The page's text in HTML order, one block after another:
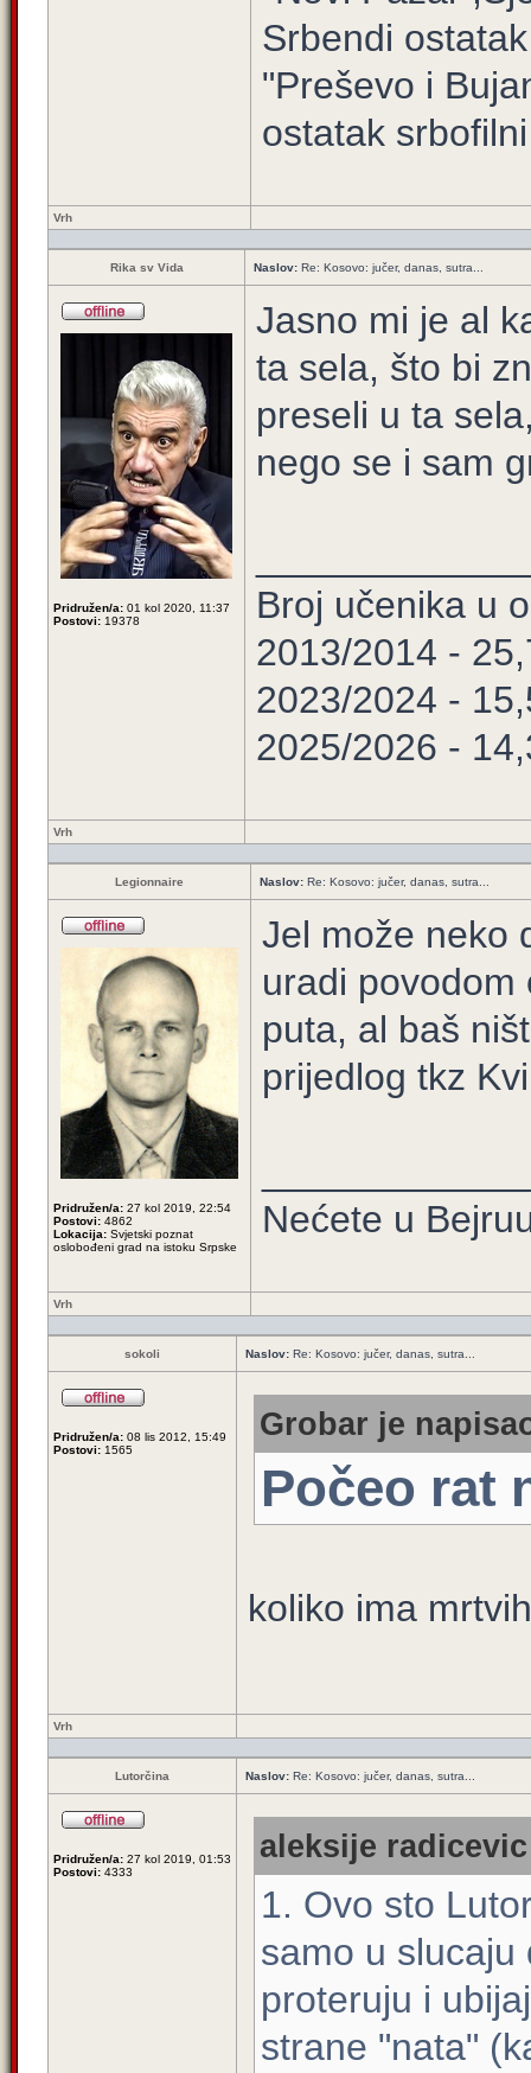
Srbendi
"Preševo i
ostatak
Vrh
Rika sv Vida Naslov: Re: Kosovo: jučer, danas, sutra...
Pridružen/a: 01 kol 2020, 11:37
Postovi: 19378
Jasno mi je al
ta sela, što bi
preseli u ta
nego se i sam
Broj učenika u
2013/2014 -
2023/2024 -
2025/2026 -
Vrh
Legionnaire Naslov: Re: Kosovo: jučer, danas, sutra...
Pridružen/a: 27 kol 2019, 22:54
Postovi: 4862
Lokacija: Svjetski poznat
oslobođeni grad na istoku Srpske
Jel može neko
uradi povodom
puta, al baš
prijedlog tkz
Nećete u
Vrh
sokoli Naslov: Re: Kosovo: jučer, danas, sutra...
Pridružen/a: 08 lis 2012, 15:49
Postovi: 1565
Grobar je
Počeo rat
koliko ima
Vrh
Lutorčina Naslov: Re: Kosovo: jučer, danas, sutra...
Pridružen/a: 27 kol 2019, 01:53
Postovi: 4333
aleksije
1. Ovo sto
samo u slucaju
proteruju i
strane "nata"